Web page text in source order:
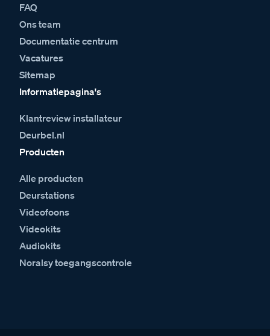
FAQ
Ons team
Documentatie centrum
Vacatures
Sitemap
Informatiepagina's
Klantreview installateur
Deurbel.nl
Producten
Alle producten
Deurstations
Videofoons
Videokits
Audiokits
Noralsy toegangscontrole